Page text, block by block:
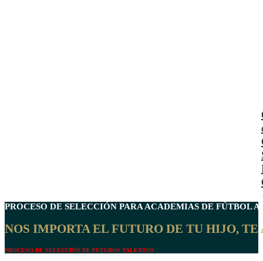
PROCESO DE SELECCIÓN PARA ACADEMIAS DE FÚTBOL
NOS IMPORTA EL FUTURO DE TU HIJO,
PROCESO DE SELECCIÓN DE FUTUROS TALENTOS